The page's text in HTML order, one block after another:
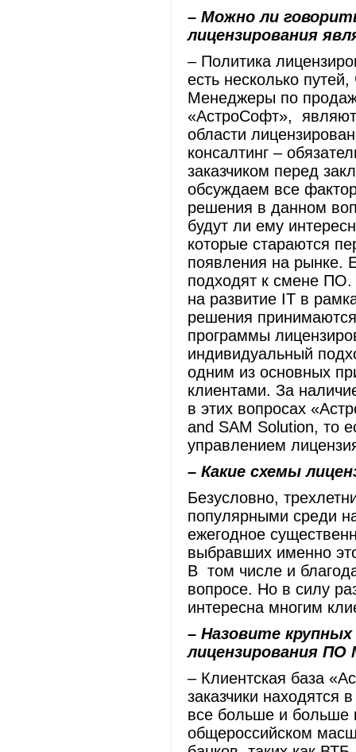
– Можно ли
лицензирования
– Политика
есть несколько
Менеджеры по
«АстроСофт»,
области
консалтинг –
заказчиком перед
обсуждаем все
решения в данном
будут ли ему
которые стараются
появления на рынке.
подходят к смене
на развитие IT в
решения
программы
индивидуальный
одним из основных
клиентами. За
в этих вопросах
and SAM Solution, то
управлением
– Какие схемы
Безусловно,
популярными среди
ежегодное
выбравших именно
В том числе и
вопросе. Но в силу
интересна многим
– Назовите
лицензирования ПО
– Клиентская база
заказчики
все больше и больше
общероссийском